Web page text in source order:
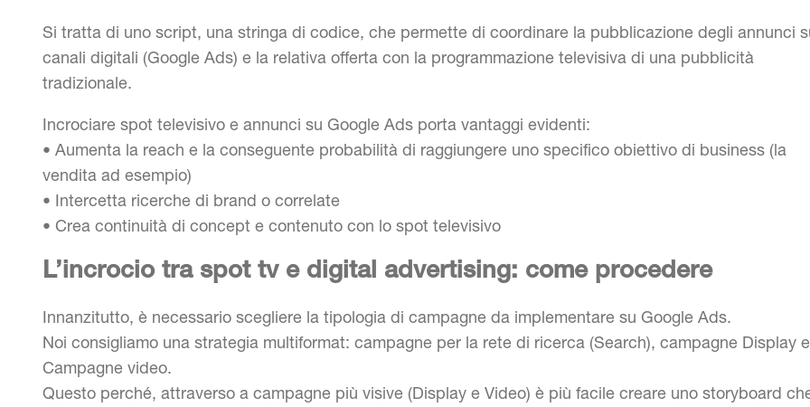
Si tratta di uno script, una stringa di codice, che permette di coordinare la pubblicazione degli annunci
canali digitali (Google Ads) e la relativa offerta con la programmazione televisiva di una pubblicità
tradizionale.
Incrociare spot televisivo e annunci su Google Ads porta vantaggi evidenti:
• Aumenta la reach e la conseguente probabilità di raggiungere uno specifico obiettivo di business (la
vendita ad esempio)
• Intercetta ricerche di brand o correlate
• Crea continuità di concept e contenuto con lo spot televisivo
L’incrocio tra spot tv e digital advertising: come procedere
Innanzitutto, è necessario scegliere la tipologia di campagne da implementare su Google Ads.
Noi consigliamo una strategia multiformat: campagne per la rete di ricerca (Search), campagne Display e
Campagne video.
Questo perché, attraverso a campagne più visive (Display e Video) è più facile creare uno storyboard